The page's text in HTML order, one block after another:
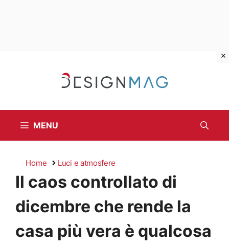
MENU
Home Luci e atmosfere
Il caos controllato di
dicembre che rende la
casa più vera è qualcosa